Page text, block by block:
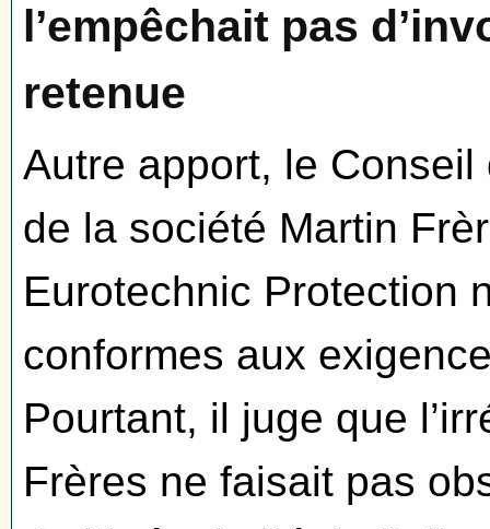
l’empêchait pas
retenue
Autre apport, le Conseil
de la société Martin
Eurotechnic Protection
conformes aux
Pourtant, il juge que
Frères ne faisait pas